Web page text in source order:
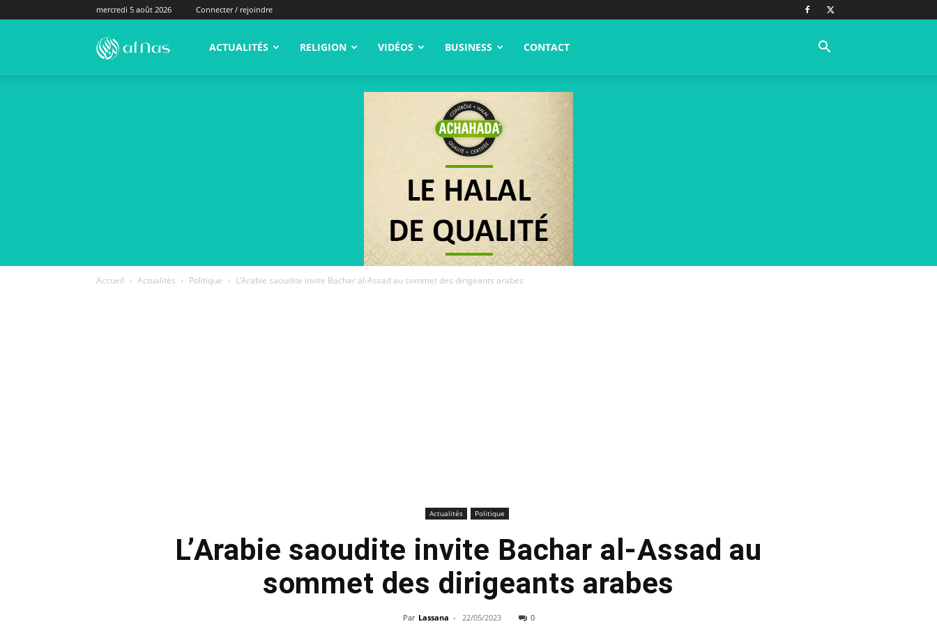
mercredi 5 août 2026 Connecter / rejoindre
alNas.fr ACTUALITÉS RELIGION VIDÉOS BUSINESS CONTACT
Accueil Actualités Politique L’Arabie saoudite invite Bachar al-Assad au sommet des dirigeants arabes
Actualités Politique
L’Arabie saoudite invite Bachar al-Assad au
sommet des dirigeants arabes
Par Lassana - 22/05/2023 0